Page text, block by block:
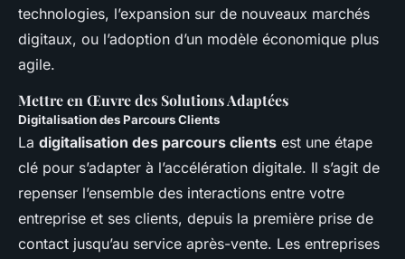
technologies, l’expansion sur de nouveaux marchés
digitaux, ou l’adoption d’un modèle économique plus
agile.
Mettre en Œuvre des Solutions Adaptées
Digitalisation des Parcours Clients
La digitalisation des parcours clients est une étape
clé pour s’adapter à l’accélération digitale. Il s’agit de
repenser l’ensemble des interactions entre votre
entreprise et ses clients, depuis la première prise de
contact jusqu’au service après-vente. Les entreprises